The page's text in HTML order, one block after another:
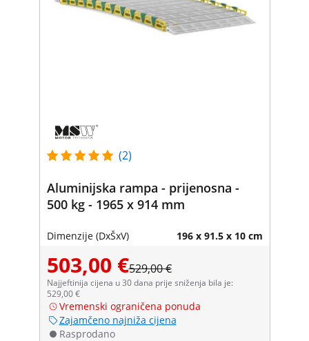
(2)
Aluminijska rampa - prijenosna -
500 kg - 1965 x 914 mm
Dimenzije (DxŠxV) 196 x 91.5 x 10 cm
503,00 €529,00 €
Najjeftinija cijena u 30 dana prije sniženja bila je:
529,00 €
Vremenski ograničena ponuda
Zajamčeno najniža cijena
Rasprodano